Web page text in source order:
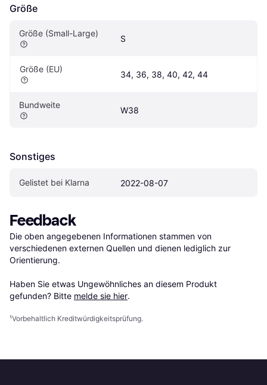
Größe
Größe (Small-Large)
S
Größe (EU)
34, 36, 38, 40, 42, 44
Bundweite
W38
Sonstiges
Gelistet bei Klarna 2022-08-07
Feedback
Die oben angegebenen Informationen stammen von
verschiedenen externen Quellen und dienen lediglich zur
Orientierung.
Haben Sie etwas Ungewöhnliches an diesem Produkt
gefunden? Bitte melde sie hier.
¹Vorbehaltlich Kreditwürdigkeitsprüfung.